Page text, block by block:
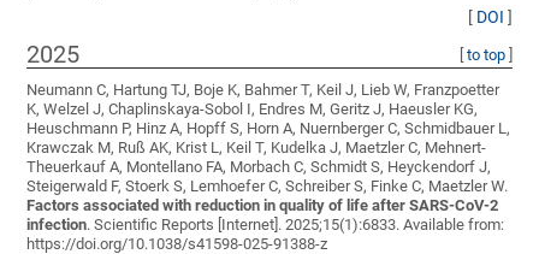
[ DOI ]
2025 to top]
Neumann C, Hartung TJ, Boje K, Bahmer T, Keil J, Lieb W, Franzpoetter
K, Welzel J, Chaplinskaya-Sobol I, Endres M, Geritz J, Haeusler KG,
Heuschmann P, Hinz A, Hopff S, Horn A, Nuernberger C, Schmidbauer L,
Krawczak M, Ruß AK, Krist L, Keil T, Kudelka J, Maetzler C, Mehnert-
Theuerkauf A, Montellano FA, Morbach C, Schmidt S, Heyckendorf J,
Steigerwald F, Stoerk S, Lemhoefer C, Schreiber S, Finke C, Maetzler W.
Factors associated with reduction in quality of life after SARS-CoV-2
infection. Scientific Reports [Internet]. 2025;15(1):6833. Available from:
https://doi.org/10.1038/s41598-025-91388-z